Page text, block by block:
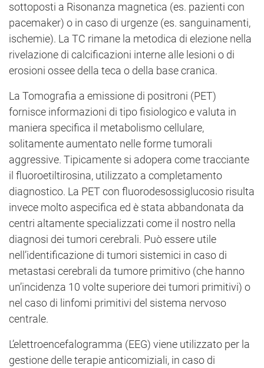
sottoposti a Risonanza magnetica (es. pazienti con
pacemaker) o in caso di urgenze (es. sanguinamenti,
ischemie). La TC rimane la metodica di elezione nella
rivelazione di calcificazioni interne alle lesioni o di
erosioni ossee della teca o della base cranica.
La Tomografia a emissione di positroni (PET)
fornisce informazioni di tipo fisiologico e valuta in
maniera specifica il metabolismo cellulare,
solitamente aumentato nelle forme tumorali
aggressive. Tipicamente si adopera come tracciante
il fluoroetiltirosina, utilizzato a completamento
diagnostico. La PET con fluorodesossiglucosio risulta
invece molto aspecifica ed è stata abbandonata da
centri altamente specializzati come il nostro nella
diagnosi dei tumori cerebrali. Può essere utile
nell’identificazione di tumori sistemici in caso di
metastasi cerebrali da tumore primitivo (che hanno
un’incidenza 10 volte superiore dei tumori primitivi) o
nel caso di linfomi primitivi del sistema nervoso
centrale.
L’elettroencefalogramma (EEG) viene utilizzato per la
gestione delle terapie anticomiziali, in caso di